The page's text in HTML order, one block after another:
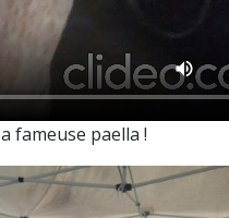
fameuse paella !